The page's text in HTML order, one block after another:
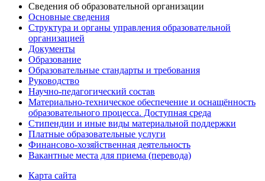
Сведения об образовательной организации
Основные сведения
Структура и органы управления образовательной
организацией
Документы
Образование
Образовательные стандарты и требования
Руководство
Научно-педагогический состав
Материально-техническое обеспечение и оснащённость
образовательного процесса. Доступная среда
Стипендии и иные виды материальной поддержки
Платные образовательные услуги
Финансово-хозяйственная деятельность
Вакантные места для приема (перевода)
Карта сайта